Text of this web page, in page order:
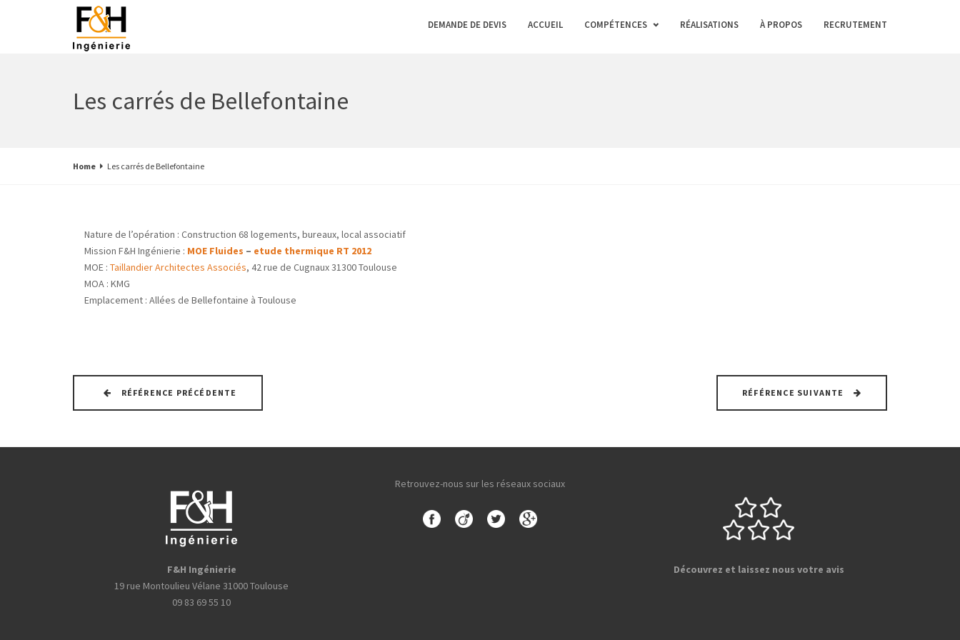
DEMANDE DE DEVIS ACCUEIL COMPÉTENCES RÉALISATIONS À PROPOS RECRUTEMENT
Les carrés de Bellefontaine
Home Les carrés de Bellefontaine
Nature de l’opération : Construction 68 logements, bureaux, local associatif
Mission F&H Ingénierie : MOE Fluides – etude thermique RT 2012
MOE : Taillandier Architectes Associés, 42 rue de Cugnaux 31300 Toulouse
MOA : KMG
Emplacement : Allées de Bellefontaine à Toulouse
RÉFÉRENCE PRÉCÉDENTE RÉFÉRENCE SUIVANTE
F&H Ingénierie
19 rue Montoulieu Vélane 31000 Toulouse
09 83 69 55 10
Retrouvez-nous sur les réseaux sociaux
Découvrez et laissez nous votre avis